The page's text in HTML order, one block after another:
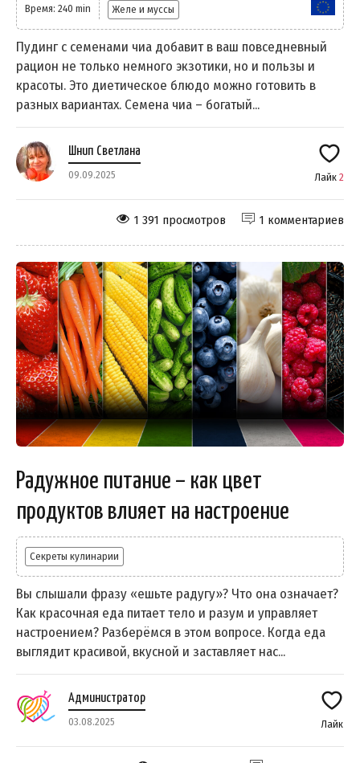
Время: 240 min Желе и муссы
Пудинг с семенами чиа добавит в ваш повседневный
рацион не только немного экзотики, но и пользы и
красоты. Это диетическое блюдо можно готовить в
разных вариантах. Семена чиа – богатый...
Шнип Светлана
09.09.2025 Лайк 2
1 комментариев
1 391 просмотров
Радужное питание – как цвет
продуктов влияет на настроение
Секреты кулинарии
Вы слышали фразу «ешьте радугу»? Что она означает?
Как красочная еда питает тело и разум и управляет
настроением? Разберёмся в этом вопросе. Когда еда
выглядит красивой, вкусной и заставляет нас...
Администратор
03.08.2025 Лайк